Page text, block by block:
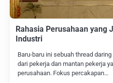
Rahasia Perusahaan yang
Industri
Baru-baru ini sebuah thread
dari pekerja dan mantan pekerja
perusahaan. Fokus percakapan…